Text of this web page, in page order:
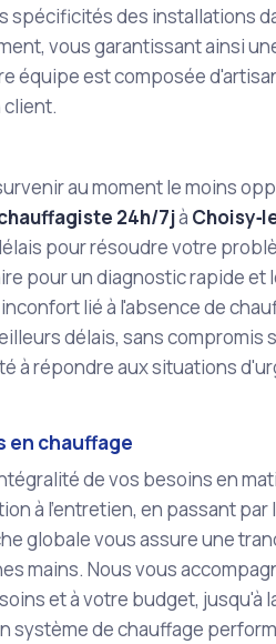
spécificités des installations
vous garantissant ainsi
équipe est composée
client.
au moment le moins
24h/7jà
pour résoudre votre
pour un diagnostic rapide et
lié à l'absence de
délais, sans compromis
à répondre aux situations
en chauffage
de vos besoins en
à l'entretien, en passant par
globale vous assure une
mains. Nous vous
et à votre budget, jusqu'à
système de chauffage